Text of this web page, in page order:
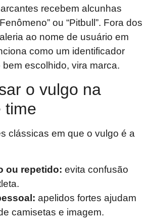
recebem alcunhas
ou “Pitbull”. Fora dos
ao nome de usuário em
como um identificador
escolhido, vira marca.
o vulgo na
time
clássicas em que o vulgo é a
ou repetido: evita confusão
apelidos fortes ajudam
camisetas e imagem.